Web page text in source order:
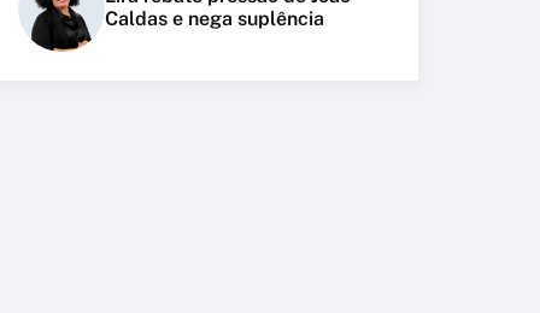
Caldas e nega suplência